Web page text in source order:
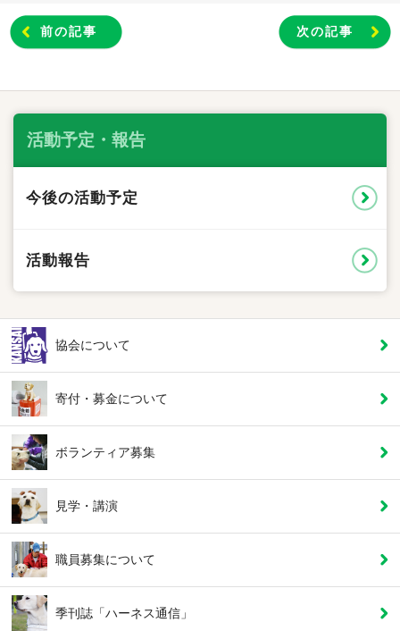
前の記事 次の記事
活動予定・報告
今後の活動予定
活動報告
協会について
寄付・募金について
ボランティア募集
見学・講演
職員募集について
季刊誌「ハーネス通信」